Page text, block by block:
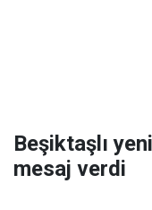
Beşiktaşlı
mesaj verdi